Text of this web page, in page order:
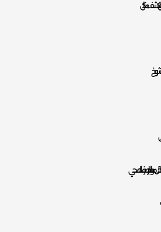
ليكشف مكان
للشروخ
داخل مواسير الصرف الصحي